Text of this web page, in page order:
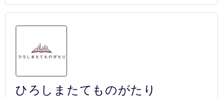
ひろしまたてものがたり